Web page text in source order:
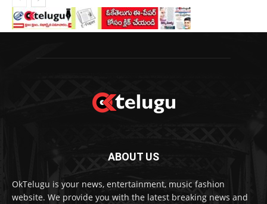
ABOUT US
OkTelugu is your news, entertainment, music fashion
website. We provide you with the latest breaking news and